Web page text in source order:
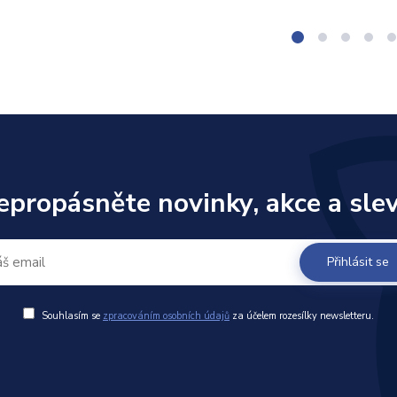
novinky, akce a
Přihlásit se
Souhlasím se zpracováním osobních údajů za účelem rozesílky newsletteru.